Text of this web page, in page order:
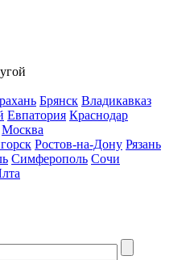
Брянск Владикавказ
Евпатория Краснодар
Москва
Ростов-на-Дону Рязань
Симферополь Сочи